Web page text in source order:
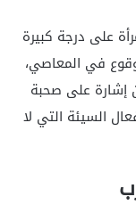
على درجة كبيرة
في المعاصي،
إشارة على صحبة
السيئة التي لا